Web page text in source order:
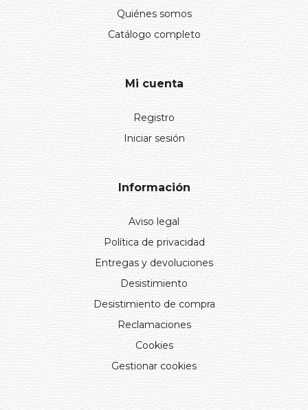
Quiénes somos
Catálogo completo
Mi cuenta
Registro
Iniciar sesión
Información
Aviso legal
Política de privacidad
Entregas y devoluciones
Desistimiento
Desistimiento de compra
Reclamaciones
Cookies
Gestionar cookies